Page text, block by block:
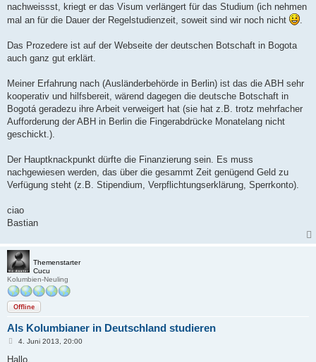
nachweissst, kriegt er das Visum verlängert für das Studium (ich nehmen
mal an für die Dauer der Regelstudienzeit, soweit sind wir noch nicht
Das Prozedere ist auf der Webseite der deutschen Botschaft in Bogota
auch ganz gut erklärt.
Meiner Erfahrung nach (Ausländerbehörde in Berlin) ist das die ABH sehr
kooperativ und hilfsbereit, wärend dagegen die deutsche Botschaft in
Bogotá geradezu ihre Arbeit verweigert hat (sie hat z.B. trotz mehrfacher
Aufforderung der ABH in Berlin die Fingerabdrücke Monatelang nicht
geschickt.).
Der Hauptknackpunkt dürfte die Finanzierung sein. Es muss
nachgewiesen werden, das über die gesammt Zeit genügend Geld zu
Verfügung steht (z.B. Stipendium, Verpflichtungserklärung, Sperrkonto).
ciao
Bastian
Themenstarter
Cucu
Kolumbien-Neuling
Offline
Als Kolumbianer in Deutschland studieren
B
i
4. Juni 2013, 20:00
Hallo,